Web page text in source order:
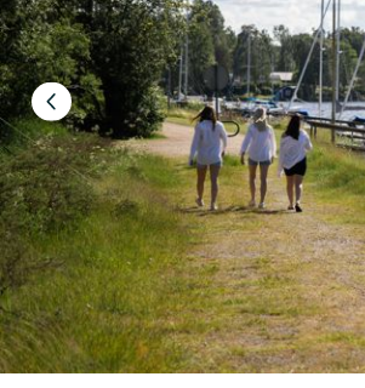
Föregående
bild